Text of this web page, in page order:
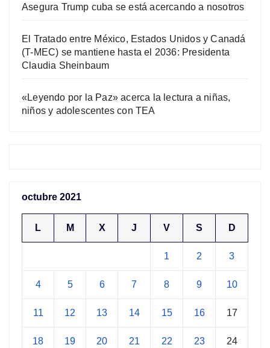
Asegura Trump cuba se está acercando a nosotros
El Tratado entre México, Estados Unidos y Canadá
(T-MEC) se mantiene hasta el 2036: Presidenta
Claudia Sheinbaum
«Leyendo por la Paz» acerca la lectura a niñas,
niños y adolescentes con TEA
octubre 2021
L M X J V S D
1 2 3
4 5 6 7 8 9 10
11 12 13 14 15 16 17
18 19 20 21 22 23 24